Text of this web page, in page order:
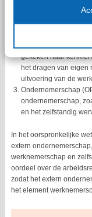
werknemerschap,
aansturing door de
Zelfstandige (Z): dit
werken als
gekeken naar
het dragen van eigen
uitvoering van de
Ondernemerschap
ondernemerschap,
en het zelfstandig
In het oorspronkelijke
extern
werknemerschap en
oordeel over de
zodat het extern
het element